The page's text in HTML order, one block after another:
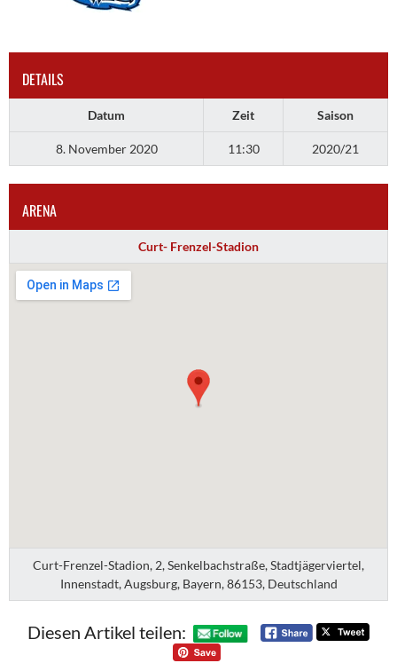
DETAILS
Datum Zeit Saison
8. November 2020 11:30 2020/21
ARENA
Curt- Frenzel-Stadion
Curt-Frenzel-Stadion, 2, Senkelbachstraße, Stadtjägerviertel,
Innenstadt, Augsburg, Bayern, 86153, Deutschland
Diesen Artikel teilen: